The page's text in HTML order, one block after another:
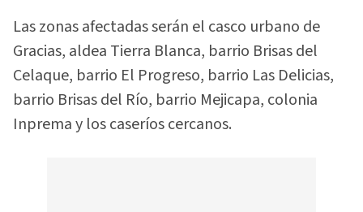
Las zonas afectadas serán el casco urbano de
Gracias, aldea Tierra Blanca, barrio Brisas del
Celaque, barrio El Progreso, barrio Las Delicias,
barrio Brisas del Río, barrio Mejicapa, colonia
Inprema y los caseríos cercanos.